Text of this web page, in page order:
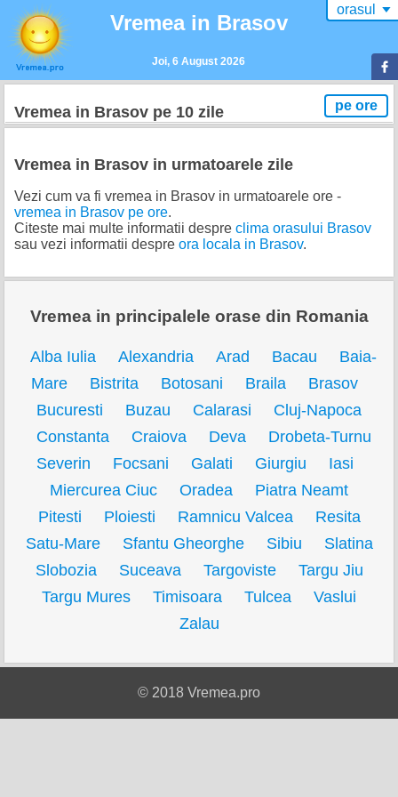
Vremea in Brasov
Joi, 6 August 2026
orasul ▼
Vremea in Brasov pe 10 zile pe ore
Vremea in Brasov in urmatoarele zile
Vezi cum va fi vremea in Brasov in urmatoarele ore -
vremea in Brasov pe ore.
Citeste mai multe informatii despre clima orasului Brasov
sau vezi informatii despre ora locala in Brasov.
Vremea in principalele orase din Romania
Alba Iulia Alexandria Arad Bacau
Baia-
Mare
Bistrita Botosani Braila
Brasov
Bucuresti
Buzau Calarasi
Cluj-Napoca
Constanta
Craiova Deva
Drobeta-Turnu
Severin
Focsani Galati Giurgiu
Iasi
Miercurea Ciuc
Oradea
Piatra Neamt
Pitesti
Ploiesti Ramnicu Valcea
Resita
Satu-Mare
Sfantu Gheorghe Sibiu
Slatina
Slobozia
Suceava Targoviste
Targu Jiu
Targu Mures
Timisoara Tulcea
Vaslui
Zalau
© 2018 Vremea.pro